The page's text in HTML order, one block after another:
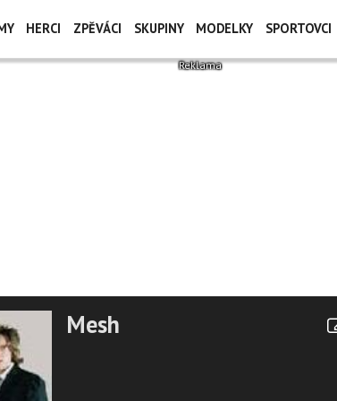
HERCI ZPĚVÁCI SKUPINY MODELKY SPORTOVCI
Mesh